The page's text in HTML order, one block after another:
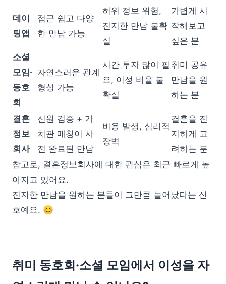
데이
팅앱
접근 쉽고 다양
한 만남 가능
허위 정보 위험,
진지한 만남 불확
실
가볍게 시
작해보고
싶은 분
소셜
모임·
동호
회
자연스러운 관계
형성 가능
시간 투자 많이 필
요, 이성 비율 불
확실
취미 공유
만남을 원
하는 분
결혼
정보
회사
신원 검증 + 가
치관 매칭이 사
전 완료된 만남
비용 발생, 심리적
장벽
결혼을 진
지하게 고
려하는 분
참고로, 결혼정보회사에 대한 관심은 최근 빠르게 높
아지고 있어요.
진지한 만남을 원하는 분들이 그만큼 늘어났다는 신
호예요. 😊
취미 동호회·소셜 모임에서 이성을 자